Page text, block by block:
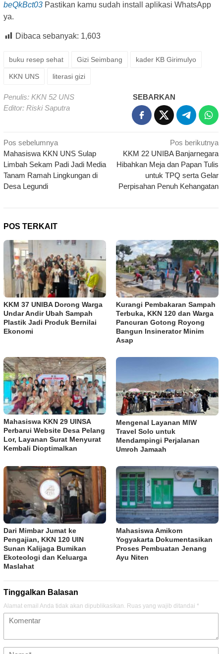
beQkBct03 Pastikan kamu sudah install aplikasi WhatsApp
ya.
Dibaca sebanyak: 1,603
buku resep sehat Gizi Seimbang kader KB Girimulyo
KKN UNS literasi gizi
Penulis: KKN 52 UNS
Editor: Riski Saputra
SEBARKAN
Navigasi
pos
Pos sebelumnya
Mahasiswa KKN UNS Sulap
Limbah Sekam Padi Jadi Media
Tanam Ramah Lingkungan di
Desa Legundi
Pos berikutnya
KKM 22 UNIBA Banjarnegara
Hibahkan Meja dan Papan Tulis
untuk TPQ serta Gelar
Perpisahan Penuh Kehangatan
POS TERKAIT
KKM 37 UNIBA Dorong Warga
Undar Andir Ubah Sampah
Plastik Jadi Produk Bernilai
Ekonomi
Kurangi Pembakaran Sampah
Terbuka, KKN 120 dan Warga
Pancuran Gotong Royong
Bangun Insinerator Minim
Asap
Mahasiswa KKN 29 UINSA
Perbarui Website Desa Pelang
Lor, Layanan Surat Menyurat
Kembali Dioptimalkan
Mengenal Layanan MIW
Travel Solo untuk
Mendampingi Perjalanan
Umroh Jamaah
Dari Mimbar Jumat ke
Pengajian, KKN 120 UIN
Sunan Kalijaga Bumikan
Ekoteologi dan Keluarga
Maslahat
Mahasiswa Amikom
Yogyakarta Dokumentasikan
Proses Pembuatan Jenang
Ayu Niten
Tinggalkan Balasan
Alamat email Anda tidak akan dipublikasikan. Ruas yang wajib ditandai *